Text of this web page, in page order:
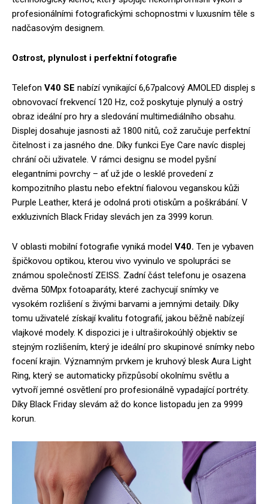
profesionálními fotografickými schopnostmi v luxusním těle s
nadčasovým designem.
Ostrost, plynulost i perfektní fotografie
Telefon V40 SE nabízí vynikající 6,67palcový AMOLED displej s
obnovovací frekvencí 120 Hz, což poskytuje plynulý a ostrý
obraz ideální pro hry a sledování multimediálního obsahu.
Displej dosahuje jasnosti až 1800 nitů, což zaručuje perfektní
čitelnost i za jasného dne. Díky funkci Eye Care navíc displej
chrání oči uživatele. V rámci designu se model pyšní
elegantními povrchy – ať už jde o lesklé provedení z
kompozitního plastu nebo efektní fialovou veganskou kůži
Purple Leather, která je odolná proti otiskům a poškrábání. V
exkluzivních Black Friday slevách jen za 3999 korun.
V oblasti mobilní fotografie vyniká model V40. Ten je vybaven
špičkovou optikou, kterou vivo vyvinulo ve spolupráci se
známou společností ZEISS. Zadní část telefonu je osazena
dvěma 50Mpx fotoaparáty, které zachycují snímky ve
vysokém rozlišení s živými barvami a jemnými detaily. Díky
tomu uživatelé získají kvalitu fotografií, jakou běžně nabízejí
vlajkové modely. K dispozici je i ultraširokoúhlý objektiv se
stejným rozlišením, který je ideální pro skupinové snímky nebo
focení krajin. Významným prvkem je kruhový blesk Aura Light
Ring, který se automaticky přizpůsobí okolnímu světlu a
vytvoří jemné osvětlení pro profesionálně vypadající portréty.
Díky Black Friday slevám až do konce listopadu jen za 9999
korun.